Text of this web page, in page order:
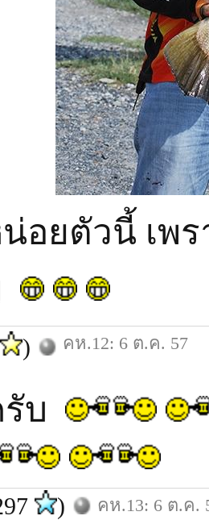
อยตัวนี้ เพร
) คห.12: 6 ต.ค. 57
บ
) คห.13: 6 ต.ค.